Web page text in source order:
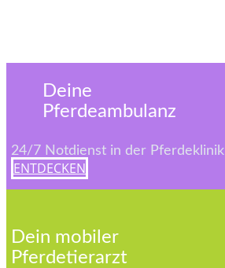
Deine
Pferdeambulanz
24/7 Notdienst in der Pferdeklinik
ENTDECKEN
Dein mobiler
Pferdetierarzt